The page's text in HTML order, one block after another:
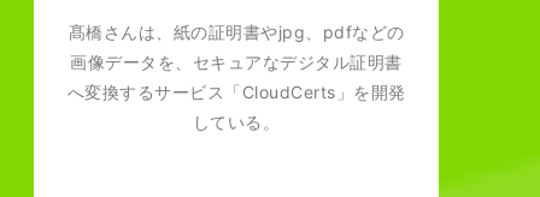
髙橋さんは、紙の証明書やjpg、pdfなどの
画像データを、セキュアなデジタル証明書
へ変換するサービス「CloudCerts」を開発
している。